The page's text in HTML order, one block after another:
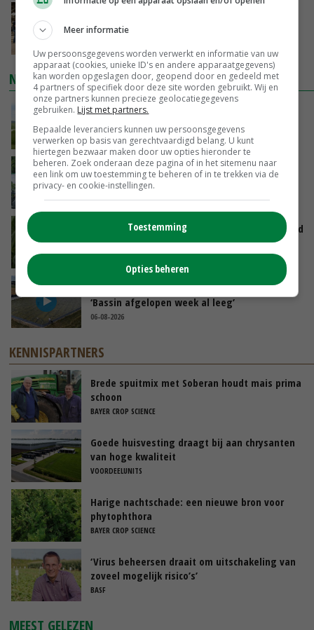
boeren nu erkenning
NIEUWSTE VIDEO'S
POAH!: John Deere 7730
VANDAAG, 10:00
Oekraïne-vlogger Kees Huizinga: ‘Bezoek van
de ambassade mag zelf groente plukken’
Limburgse mais van Frijns doet het verrassend
goed
GISTEREN, 10:00
Droogte veroorzaakt steeds meer problemen:
‘Bassin afgelopen week al leeg’
06-08-2026
KENNISPARTNERS
Brede spuitmix met Soberan houdt mais prima
schoon
BAYER CROP SCIENCE
Goede huisvesting draagt bij aan chrysanten
van hoge kwaliteit
VOORDEELUNITS
Harige nachtschade: een nieuwe bron voor
phytophthora
BAYER CROP SCIENCE
‘Virus beheersen draait om uitschakeling van
zoveel mogelijk risico’s’
BASF
MEEST GELEZEN
Meer informatie
Uw persoonsgegevens worden verwerkt en informatie van uw
apparaat (cookies, unieke ID's en andere apparaatgegevens)
kan worden opgeslagen door, geopend door en gedeeld met
4 partners of specifiek door deze site worden gebruikt. Wij en
onze partners kunnen precieze geolocatiegegevens
gebruiken. Lijst met partners.
Bepaalde leveranciers kunnen uw persoonsgegevens
verwerken op basis van gerechtvaardigd belang. U kunt
hiertegen bezwaar maken door uw opties hieronder te
beheren. Zoek onderaan deze pagina of in het sitemenu naar
een link om uw toestemming te beheren of in te trekken via de
privacy- en cookie-instellingen.
Toestemming
Opties beheren